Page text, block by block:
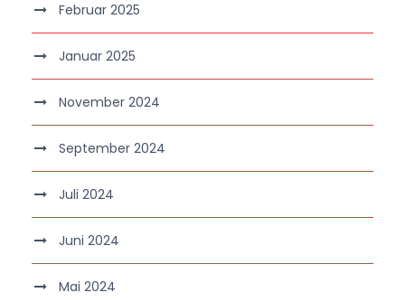
Februar 2025
Januar 2025
November 2024
September 2024
Juli 2024
Juni 2024
Mai 2024